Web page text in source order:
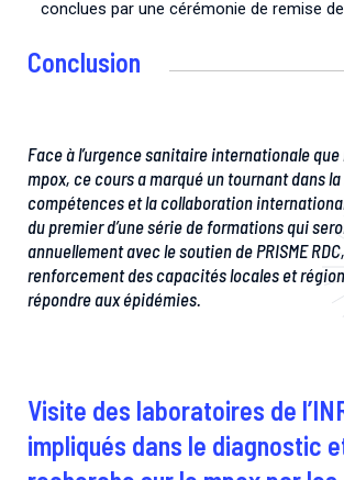
conclues par une cérémonie de remise
Conclusion
Face à l’urgence sanitaire internationale
mpox, ce cours a marqué un tournant dans
compétences et la collaboration
du premier d’une série de formations qui
annuellement avec le soutien de PRISME
renforcement des capacités locales et
répondre aux épidémies.
Visite des laboratoires de
impliqués dans le diagnostic